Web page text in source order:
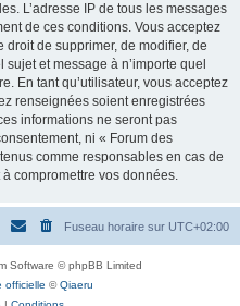
L’adresse IP de tous les messages
de ces conditions. Vous acceptez
droit de supprimer, de modifier, de
et message à n’importe quel
En tant qu’utilisateur, vous acceptez
renseignées soient enregistrées
informations ne seront pas
ni « Forum des
comme responsables en cas de
compromettre vos données.
Fuseau horaire sur UTC+02:00
Software © phpBB Limited
officielle ©Qiaeru